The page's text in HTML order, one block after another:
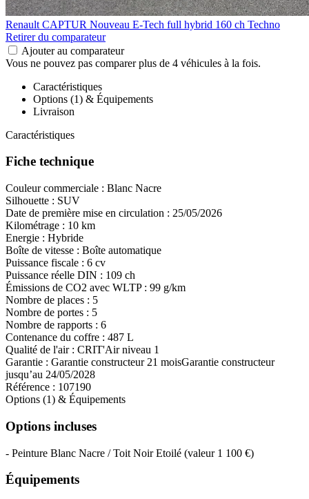
Renault CAPTUR Nouveau E-Tech full hybrid 160 ch Techno
Retirer du comparateur
Ajouter au comparateur
Vous ne pouvez pas comparer plus de 4 véhicules à la fois.
Caractéristiques
Options (1) & Équipements
Livraison
Caractéristiques
Fiche technique
Couleur commerciale : Blanc Nacre
Silhouette : SUV
Date de première mise en circulation : 25/05/2026
Kilométrage : 10 km
Energie : Hybride
Boîte de vitesse : Boîte automatique
Puissance fiscale : 6 cv
Puissance réelle DIN : 109 ch
Émissions de CO2 avec WLTP : 99 g/km
Nombre de places : 5
Nombre de portes : 5
Nombre de rapports : 6
Contenance du coffre : 487 L
Qualité de l'air : CRIT'Air niveau 1
Garantie : Garantie constructeur 21 moisGarantie constructeur
jusqu’au 24/05/2028
Référence : 107190
Options (1) & Équipements
Options incluses
- Peinture Blanc Nacre / Toit Noir Etoilé (valeur 1 100 €)
Équipements